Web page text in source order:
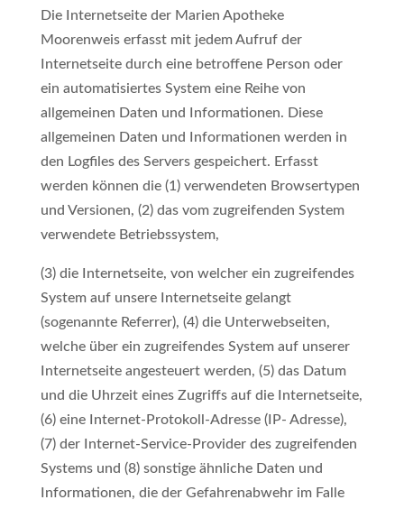
Die Internetseite der Marien Apotheke
Moorenweis erfasst mit jedem Aufruf der
Internetseite durch eine betroffene Person oder
ein automatisiertes System eine Reihe von
allgemeinen Daten und Informationen. Diese
allgemeinen Daten und Informationen werden in
den Logfiles des Servers gespeichert. Erfasst
werden können die (1) verwendeten Browsertypen
und Versionen, (2) das vom zugreifenden System
verwendete Betriebssystem,
(3) die Internetseite, von welcher ein zugreifendes
System auf unsere Internetseite gelangt
(sogenannte Referrer), (4) die Unterwebseiten,
welche über ein zugreifendes System auf unserer
Internetseite angesteuert werden, (5) das Datum
und die Uhrzeit eines Zugriffs auf die Internetseite,
(6) eine Internet-Protokoll-Adresse (IP- Adresse),
(7) der Internet-Service-Provider des zugreifenden
Systems und (8) sonstige ähnliche Daten und
Informationen, die der Gefahrenabwehr im Falle